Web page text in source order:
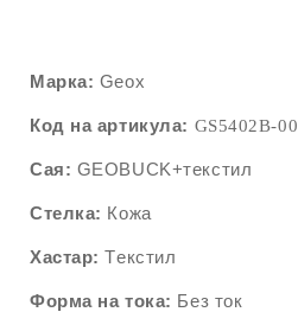
Марка: Geox
Код на артикула: GS5402B-00
Сая: GEOBUCK+текстил
Стелка: Кожа
Хастар: Tекстил
Форма на тока: Без ток